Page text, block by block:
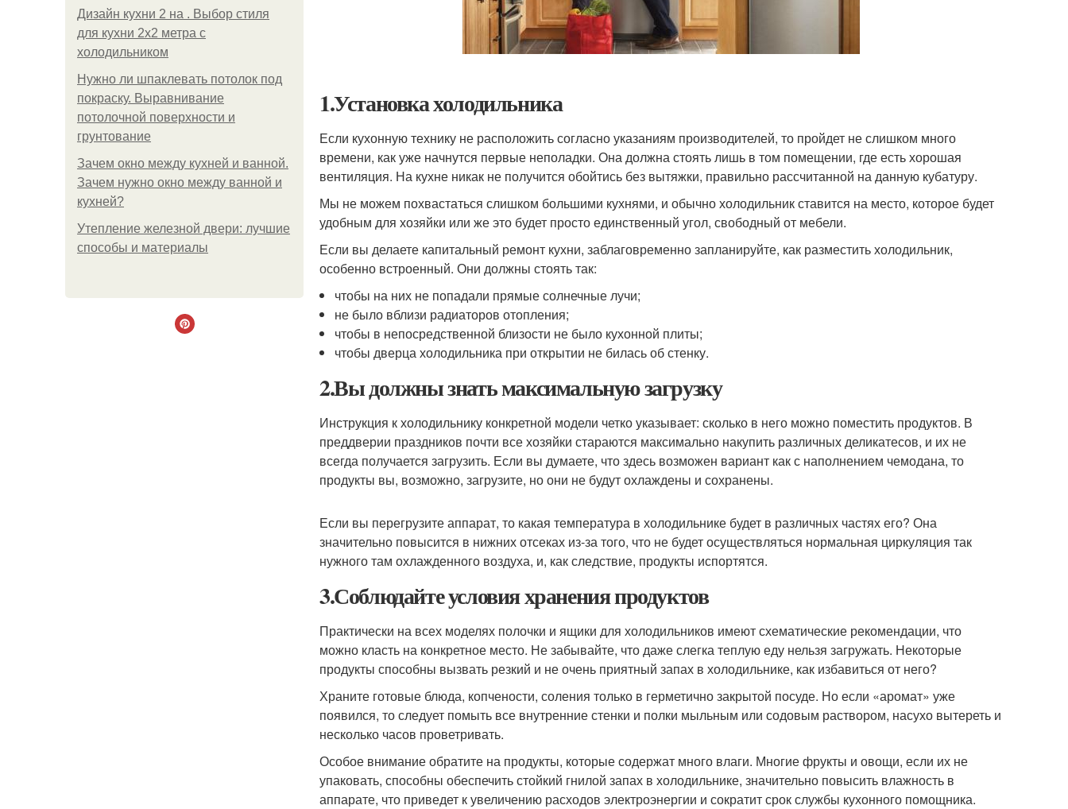
Дизайн кухни 2 на . Выбор стиля
для кухни 2х2 метра с
холодильником
Нужно ли шпаклевать потолок под
покраску. Выравнивание
потолочной поверхности и
грунтование
Зачем окно между кухней и ванной.
Зачем нужно окно между ванной и
кухней?
Утепление железной двери: лучшие
способы и материалы
1.Установка холодильника
Если кухонную технику не расположить согласно указаниям производителей, то пройдет не слишком много
времени, как уже начнутся первые неполадки. Она должна стоять лишь в том помещении, где есть хорошая
вентиляция. На кухне никак не получится обойтись без вытяжки, правильно рассчитанной на данную кубатуру.
Мы не можем похвастаться слишком большими кухнями, и обычно холодильник ставится на место, которое будет
удобным для хозяйки или же это будет просто единственный угол, свободный от мебели.
Если вы делаете капитальный ремонт кухни, заблаговременно запланируйте, как разместить холодильник,
особенно встроенный. Они должны стоять так:
чтобы на них не попадали прямые солнечные лучи;
не было вблизи радиаторов отопления;
чтобы в непосредственной близости не было кухонной плиты;
чтобы дверца холодильника при открытии не билась об стенку.
2.Вы должны знать максимальную загрузку
Инструкция к холодильнику конкретной модели четко указывает: сколько в него можно поместить продуктов. В
преддверии праздников почти все хозяйки стараются максимально накупить различных деликатесов, и их не
всегда получается загрузить. Если вы думаете, что здесь возможен вариант как с наполнением чемодана, то
продукты вы, возможно, загрузите, но они не будут охлаждены и сохранены.
Если вы перегрузите аппарат, то какая температура в холодильнике будет в различных частях его? Она
значительно повысится в нижних отсеках из-за того, что не будет осуществляться нормальная циркуляция так
нужного там охлажденного воздуха, и, как следствие, продукты испортятся.
3.Соблюдайте условия хранения продуктов
Практически на всех моделях полочки и ящики для холодильников имеют схематические рекомендации, что
можно класть на конкретное место. Не забывайте, что даже слегка теплую еду нельзя загружать. Некоторые
продукты способны вызвать резкий и не очень приятный запах в холодильнике, как избавиться от него?
Храните готовые блюда, копчености, соления только в герметично закрытой посуде. Но если «аромат» уже
появился, то следует помыть все внутренние стенки и полки мыльным или содовым раствором, насухо вытереть и
несколько часов проветривать.
Особое внимание обратите на продукты, которые содержат много влаги. Многие фрукты и овощи, если их не
упаковать, способны обеспечить стойкий гнилой запах в холодильнике, значительно повысить влажность в
аппарате, что приведет к увеличению расходов электроэнергии и сократит срок службы кухонного помощника.